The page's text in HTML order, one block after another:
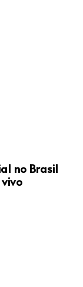
no Brasil